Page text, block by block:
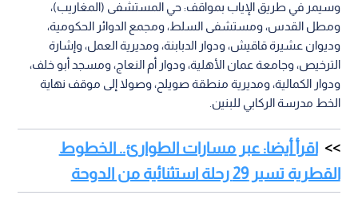
وسيمر في طريق الإياب بمواقف: حي المستشفى (المغاريب)،
ومطل القدس، ومستشفى السلط، ومجمع الدوائر الحكومية،
وديوان عشيرة قاقيش، ودوار الدبابنة، ومديرية العمل، وإشارة
الترخيص، وجامعة عمان الأهلية، ودوار أم النعاج، ومسجد أبو خلف،
ودوار الكمالية، ومديرية منطقة صويلح، وصولا إلى موقف نهاية
الخط مدرسة الركابي للبنين.
اقرأ أيضا: عبر مسارات الطوارئ.. الخطوط
القطرية تسير 29 رحلة استثنائية من الدوحة